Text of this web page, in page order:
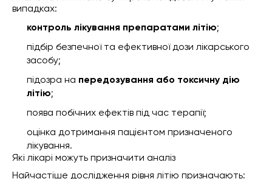
випадках:
контроль лікування препаратами літію;
підбір безпечної та ефективної дози лікарського
засобу;
підозра на передозування або токсичну дію
літію;
поява побічних ефектів під час терапії;
оцінка дотримання пацієнтом призначеного
лікування.
Які лікарі можуть призначити аналіз
Найчастіше дослідження рівня літію призначають: